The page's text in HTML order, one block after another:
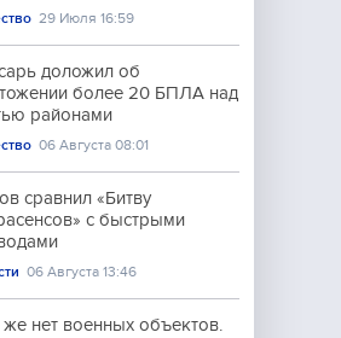
29 Июля 16:59
доложил об
более 20 БПЛА над
районами
06 Августа 08:01
сравнил «Битву
с быстрыми
06 Августа 13:46
нет военных объектов.